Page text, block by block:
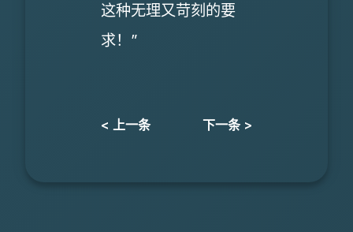
这种无理又苛刻的要
求！”
< 上一条 下一条 >